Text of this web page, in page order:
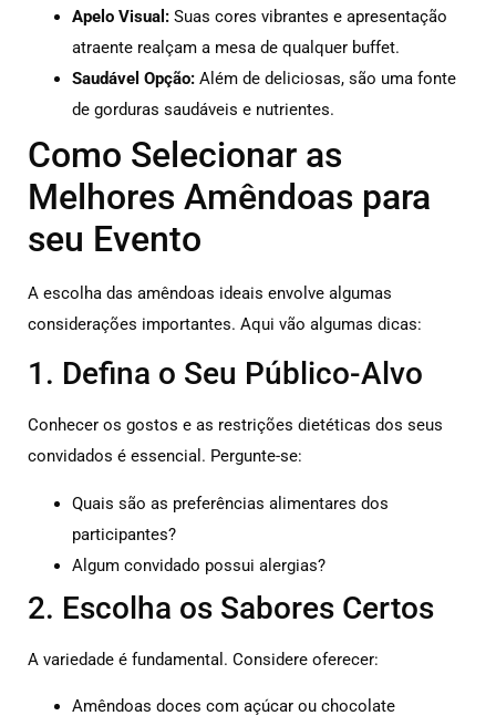
Apelo Visual: Suas cores vibrantes e apresentação
atraente realçam a mesa de qualquer buffet.
Saudável Opção: Além de deliciosas, são uma fonte
de gorduras saudáveis e nutrientes.
Como Selecionar as
Melhores Amêndoas para
seu Evento
A escolha das amêndoas ideais envolve algumas
considerações importantes. Aqui vão algumas dicas:
1. Defina o Seu Público-Alvo
Conhecer os gostos e as restrições dietéticas dos seus
convidados é essencial. Pergunte-se:
Quais são as preferências alimentares dos
participantes?
Algum convidado possui alergias?
2. Escolha os Sabores Certos
A variedade é fundamental. Considere oferecer:
Amêndoas doces com açúcar ou chocolate